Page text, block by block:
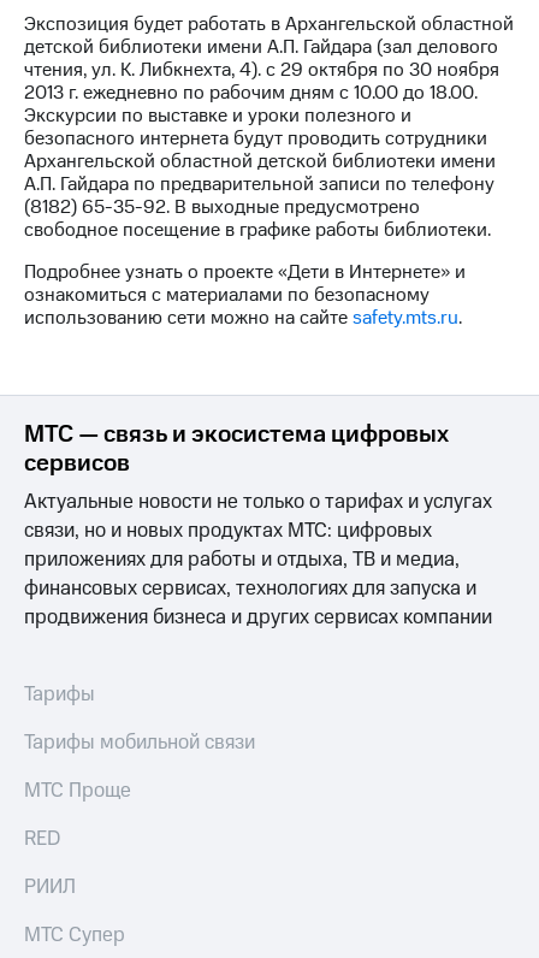
Описание
Еврооблигации-2023
Уведомление
о
погашении
именных
облигаций
Другое
Регистратор
Контакты
развитие
деловая этика
Экспозиция будет работать в Архангельской областной
детской библиотеки имени А.П. Гайдара (зал делового
чтения, ул. К. Либкнехта, 4). с 29 октября по 30 ноября
2013 г. ежедневно по рабочим дням с 10.00 до 18.00.
Экскурсии по выставке и уроки полезного и
безопасного интернета будут проводить сотрудники
Архангельской областной детской библиотеки имени
А.П. Гайдара по предварительной записи по телефону
(8182) 65-35-92. В выходные предусмотрено
свободное посещение в графике работы библиотеки.
Подробнее узнать о проекте «Дети в Интернете» и
ознакомиться с материалами по безопасному
использованию сети можно на сайтеsafety.mts.ru.
МТС — связь и экосистема цифровых
сервисов
Актуальные новости не только о тарифах и услугах
связи, но и новых продуктах МТС: цифровых
приложениях для работы и отдыха, ТВ и медиа,
финансовых сервисах, технологиях для запуска и
продвижения бизнеса и других сервисах компании
Тарифы
Тарифы мобильной связи
МТС Проще
RED
РИИЛ
МТС Супер